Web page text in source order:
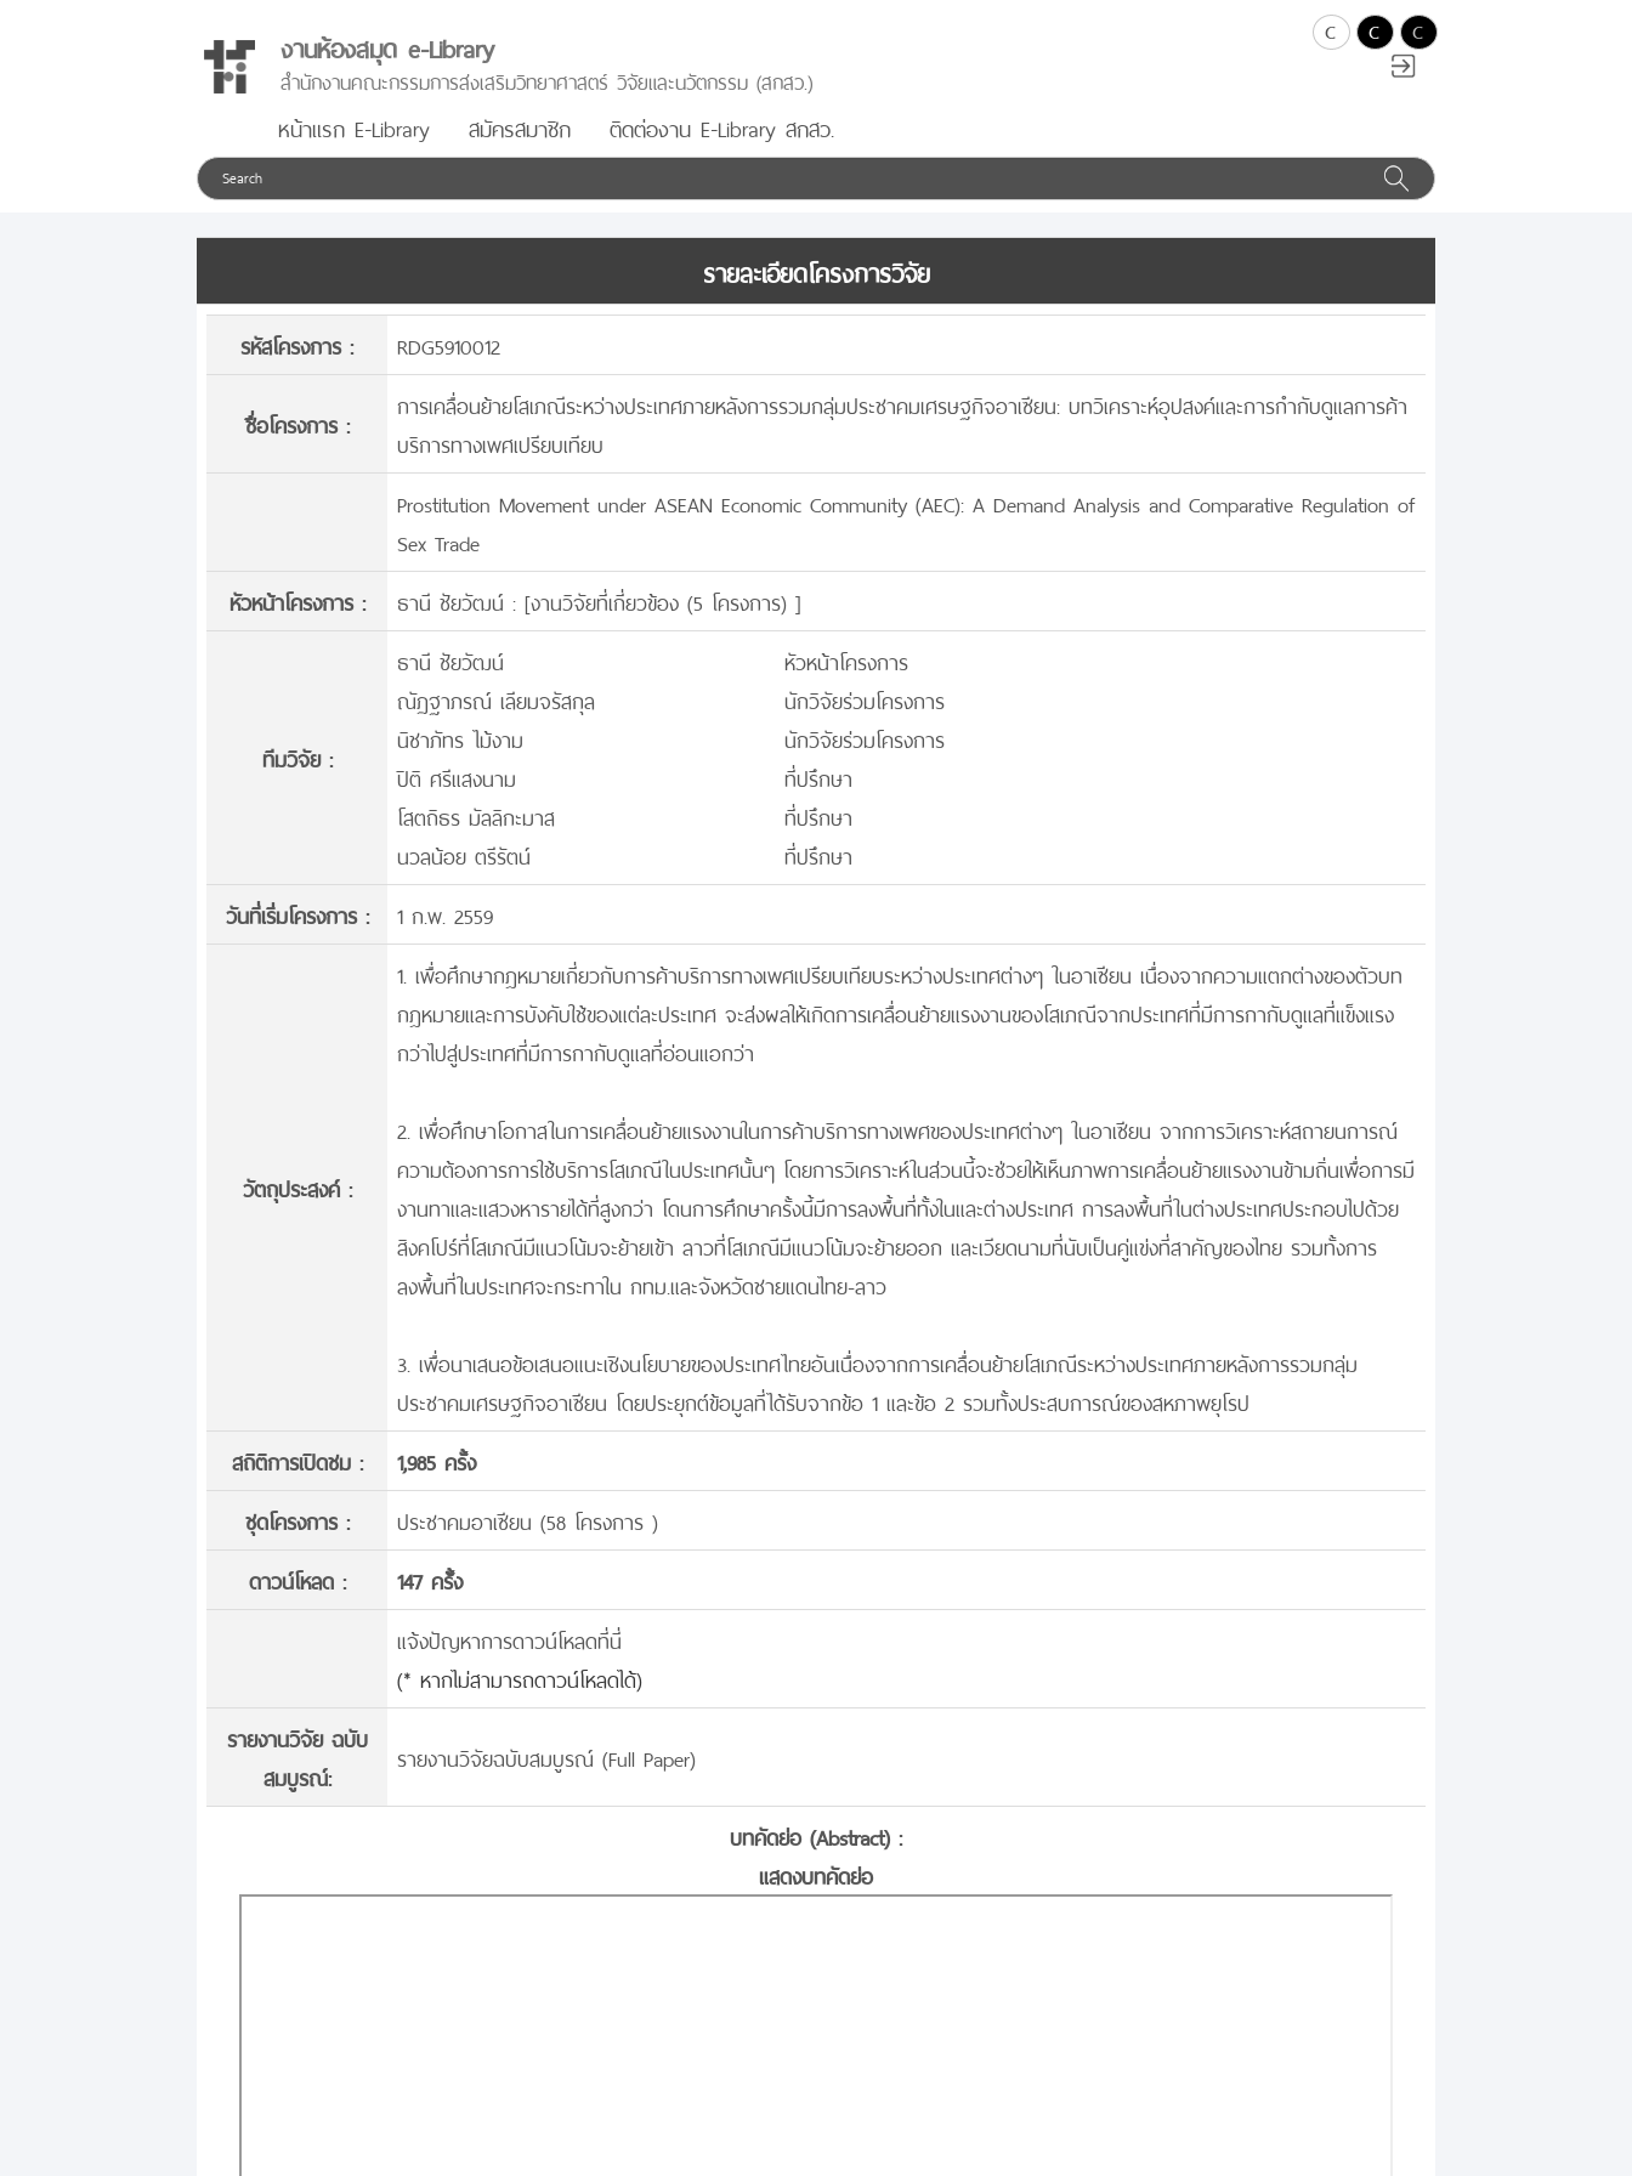
งานห้องสมุด e-Library
สำนักงานคณะกรรมการส่งเสริมวิทยาศาสตร์ วิจัยและนวัตกรรม (สกสว.)
หน้าแรก E-Library สมัครสมาชิก ติดต่องาน E-Library สกสว.
c c c
รายละเอียดโครงการวิจัย
รหัสโครงการ : RDG5910012
ชื่อโครงการ :
การเคลื่อนย้ายโสเภณีระหว่างประเทศภายหลังการรวมกลุ่มประชาคมเศรษฐกิจอาเซียน: บทวิเคราะห์อุปสงค์และการกำกับดูแลการค้า
บริการทางเพศเปรียบเทียบ
Prostitution Movement under ASEAN Economic Community (AEC): A Demand Analysis and Comparative Regulation of
Sex Trade
หัวหน้าโครงการ :
ธานี ชัยวัฒน์ : [งานวิจัยที่เกี่ยวข้อง (5 โครงการ) ]
ทีมวิจัย :
ธานี ชัยวัฒน์
หัวหน้าโครงการ
ณัฏฐาภรณ์ เลียมจรัสกุล
นักวิจัยร่วมโครงการ
นิชาภัทร ไม้งาม
นักวิจัยร่วมโครงการ
ปิติ ศรีแสงนาม
ที่ปรึกษา
โสตถิธร มัลลิกะมาส
ที่ปรึกษา
นวลน้อย ตรีรัตน์
ที่ปรึกษา
วันที่เริ่มโครงการ :
1 ก.พ. 2559
วัตถุประสงค์ :
1. เพื่อศึกษากฎหมายเกี่ยวกับการค้าบริการทางเพศเปรียบเทียบระหว่างประเทศต่างๆ ในอาเซียน เนื่องจากความแตกต่างของตัวบท
กฎหมายและการบังคับใช้ของแต่ละประเทศ จะส่งผลให้เกิดการเคลื่อนย้ายแรงงานของโสเภณีจากประเทศที่มีการกากับดูแลที่แข็งแรง
กว่าไปสู่ประเทศที่มีการกากับดูแลที่อ่อนแอกว่า
2. เพื่อศึกษาโอกาสในการเคลื่อนย้ายแรงงานในการค้าบริการทางเพศของประเทศต่างๆ ในอาเซียน จากการวิเคราะห์สถายนการณ์
ความต้องการการใช้บริการโสเภณีในประเทศนั้นๆ โดยการวิเคราะห์ในส่วนนี้จะช่วยให้เห็นภาพการเคลื่อนย้ายแรงงานข้ามถิ่นเพื่อการมี
งานทาและแสวงหารายได้ที่สูงกว่า โดนการศึกษาครั้งนี้มีการลงพื้นที่ทั้งในและต่างประเทศ การลงพื้นที่ในต่างประเทศประกอบไปด้วย
สิงคโปร์ที่โสเภณีมีแนวโน้มจะย้ายเข้า ลาวที่โสเภณีมีแนวโน้มจะย้ายออก และเวียดนามที่นับเป็นคู่แข่งที่สาคัญของไทย รวมทั้งการ
ลงพื้นที่ในประเทศจะกระทาใน กทม.และจังหวัดชายแดนไทย-ลาว
3. เพื่อนาเสนอข้อเสนอแนะเชิงนโยบายของประเทศไทยอันเนื่องจากการเคลื่อนย้ายโสเภณีระหว่างประเทศภายหลังการรวมกลุ่ม
ประชาคมเศรษฐกิจอาเซียน โดยประยุกต์ข้อมูลที่ได้รับจากข้อ 1 และข้อ 2 รวมทั้งประสบการณ์ของสหภาพยุโรป
สถิติการเปิดชม :
1,985 ครั้ง
ชุดโครงการ :
ประชาคมอาเซียน (58 โครงการ )
ดาวน์โหลด :
147 ครั้้ง
แจ้งปัญหาการดาวน์โหลดที่นี่
(* หากไม่สามารถดาวน์โหลดได้)
รายงานวิจัย ฉบับ
สมบูรณ์:
รายงานวิจัยฉบับสมบูรณ์ (Full Paper)
บทคัดย่อ (Abstract) :
แสดงบทคัดย่อ